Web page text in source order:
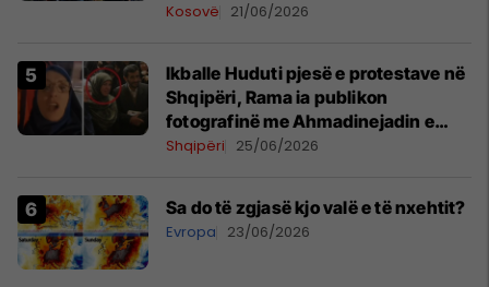
Kosovë 21/06/2026
Ikballe Huduti pjesë e protestave në
Shqipëri, Rama ia publikon
fotografinë me Ahmadinejadin e
Iranit
Shqipëri 25/06/2026
Sa do të zgjasë kjo valë e të nxehtit?
Evropa 23/06/2026